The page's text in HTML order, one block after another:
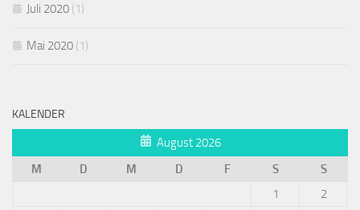
Juli 2020 (1)
Mai 2020 (1)
KALENDER
August 2026
M
D M D F S
S
1
2